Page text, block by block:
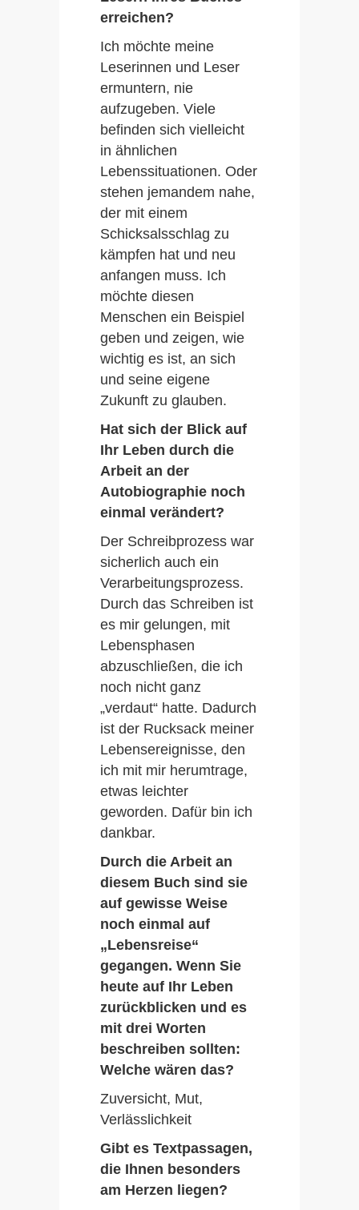
erreichen?
Ich möchte meine
Leserinnen und Leser
ermuntern, nie
aufzugeben. Viele
befinden sich vielleicht
in ähnlichen
Lebenssituationen. Oder
stehen jemandem nahe,
der mit einem
Schicksalsschlag zu
kämpfen hat und neu
anfangen muss. Ich
möchte diesen
Menschen ein Beispiel
geben und zeigen, wie
wichtig es ist, an sich
und seine eigene
Zukunft zu glauben.
Hat sich der Blick auf
Ihr Leben durch die
Arbeit an der
Autobiographie noch
einmal verändert?
Der Schreibprozess war
sicherlich auch ein
Verarbeitungsprozess.
Durch das Schreiben ist
es mir gelungen, mit
Lebensphasen
abzuschließen, die ich
noch nicht ganz
„verdaut“ hatte. Dadurch
ist der Rucksack meiner
Lebensereignisse, den
ich mit mir herumtrage,
etwas leichter
geworden. Dafür bin ich
dankbar.
Durch die Arbeit an
diesem Buch sind sie
auf gewisse Weise
noch einmal auf
„Lebensreise“
gegangen. Wenn Sie
heute auf Ihr Leben
zurückblicken und es
mit drei Worten
beschreiben sollten:
Welche wären das?
Zuversicht, Mut,
Verlässlichkeit
Gibt es Textpassagen,
die Ihnen besonders
am Herzen liegen?